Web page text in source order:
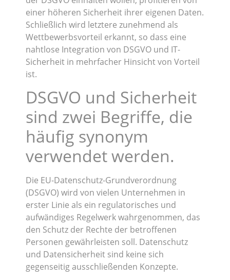
einer höheren Sicherheit ihrer eigenen Daten.
Schließlich wird letztere zunehmend als
Wettbewerbsvorteil erkannt, so dass eine
nahtlose Integration von DSGVO und IT-
Sicherheit in mehrfacher Hinsicht von Vorteil
ist.
DSGVO und Sicherheit
sind zwei Begriffe, die
häufig synonym
verwendet werden.
Die EU-Datenschutz-Grundverordnung
(DSGVO) wird von vielen Unternehmen in
erster Linie als ein regulatorisches und
aufwändiges Regelwerk wahrgenommen, das
den Schutz der Rechte der betroffenen
Personen gewährleisten soll. Datenschutz
und Datensicherheit sind keine sich
gegenseitig ausschließenden Konzepte.